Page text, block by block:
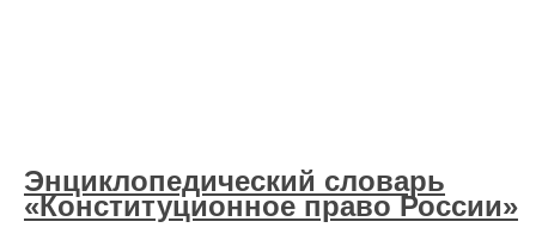
Энциклопедический словарь
«Конституционное право России»